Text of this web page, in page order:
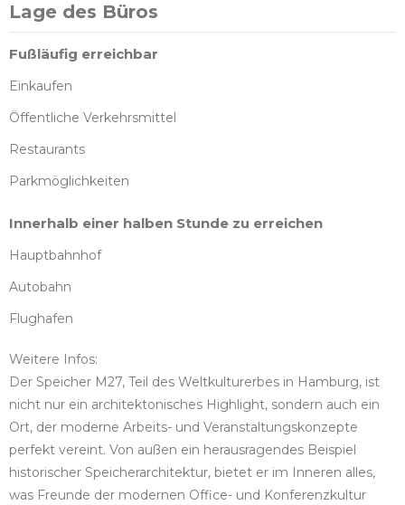
Lage des Büros
Fußläufig erreichbar
Einkaufen
Öffentliche Verkehrsmittel
Restaurants
Parkmöglichkeiten
Innerhalb einer halben Stunde zu erreichen
Hauptbahnhof
Autobahn
Flughafen
Weitere Infos:
Der Speicher M27, Teil des Weltkulturerbes in Hamburg, ist
nicht nur ein architektonisches Highlight, sondern auch ein
Ort, der moderne Arbeits- und Veranstaltungskonzepte
perfekt vereint. Von außen ein herausragendes Beispiel
historischer Speicherarchitektur, bietet er im Inneren alles,
was Freunde der modernen Office- und Konferenzkultur